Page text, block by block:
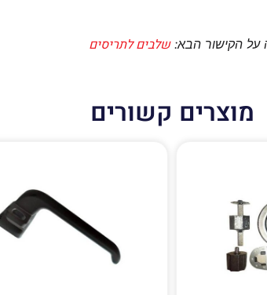
על הקישור הבא:שלבים לתריסים
מוצרים קשורים